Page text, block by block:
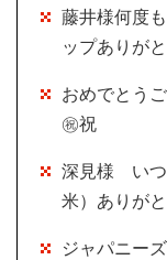
藤井様何度
ップありが
おめでとう
㊗祝
深見様 いつ
米）ありが
ジャパニー